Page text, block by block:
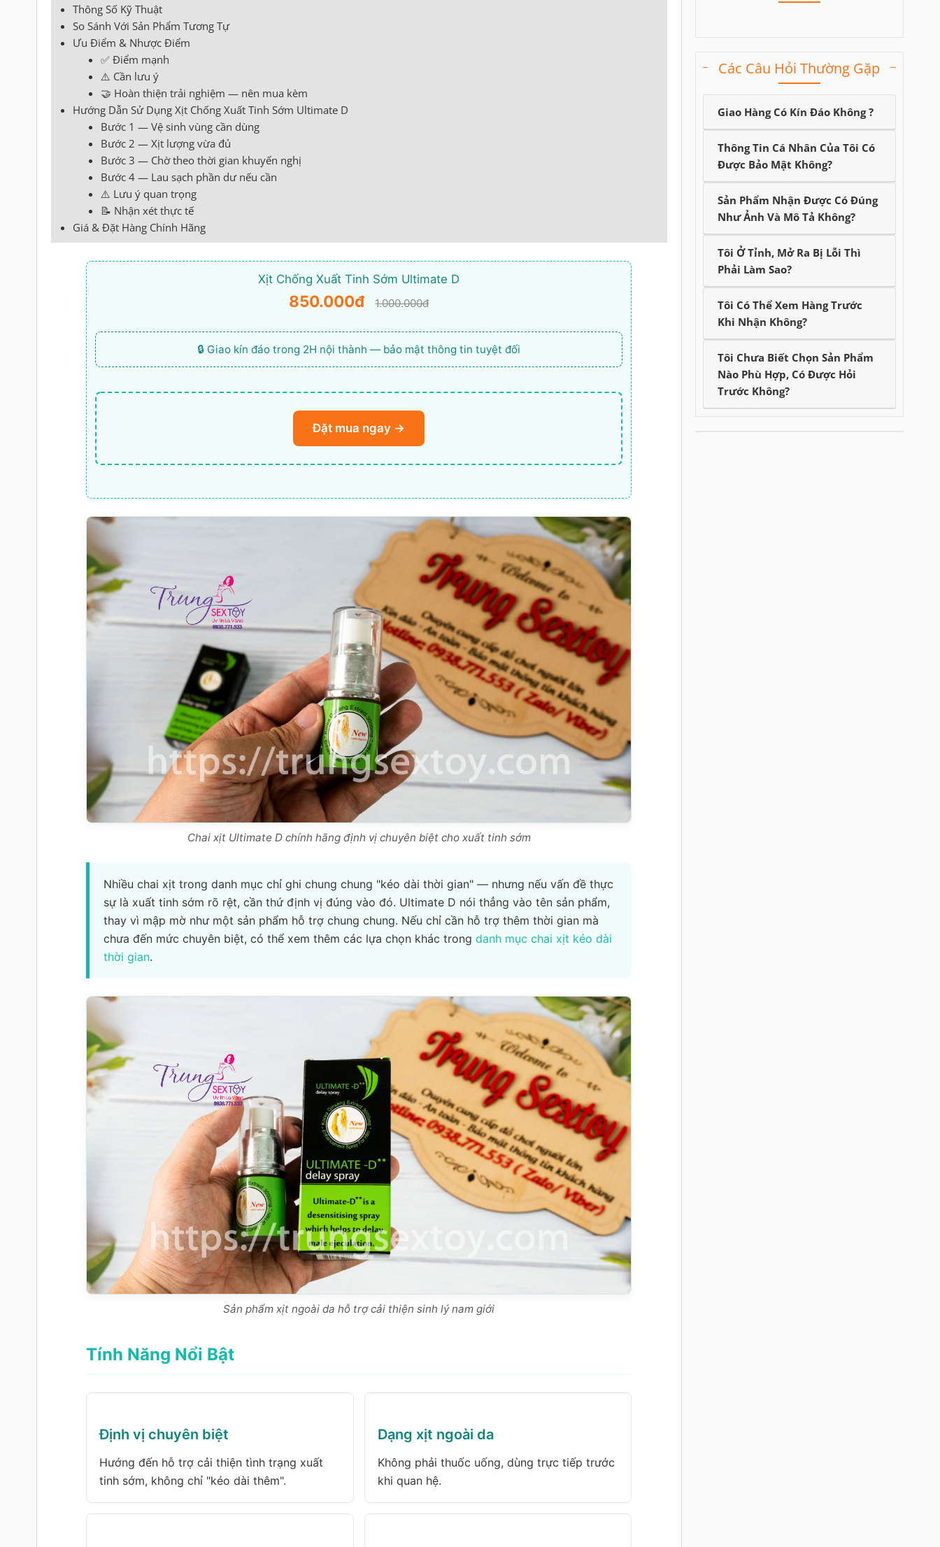
Thông Số Kỹ Thuật
So Sánh Với Sản Phẩm Tương Tự
Ưu Điểm & Nhược Điểm
✅ Điểm mạnh
⚠️ Cần lưu ý
🤝 Hoàn thiện trải nghiệm — nên mua kèm
Hướng Dẫn Sử Dụng Xịt Chống Xuất Tinh Sớm Ultimate D
Bước 1 — Vệ sinh vùng cần dùng
Bước 2 — Xịt lượng vừa đủ
Bước 3 — Chờ theo thời gian khuyến nghị
Bước 4 — Lau sạch phần dư nếu cần
⚠️ Lưu ý quan trọng
📝 Nhận xét thực tế
Giá & Đặt Hàng Chính Hãng
Xịt Chống Xuất Tinh Sớm Ultimate D
850.000đ 1.000.000đ
🔒 Giao kín đáo trong 2H nội thành — bảo mật thông tin tuyệt đối
Đặt mua ngay →
Chai xịt Ultimate D chính hãng định vị chuyên biệt cho xuất tinh sớm
Nhiều chai xịt trong danh mục chỉ ghi chung chung "kéo dài thời gian" — nhưng nếu vấn đề thực
sự là xuất tinh sớm rõ rệt, cần thứ định vị đúng vào đó. Ultimate D nói thẳng vào tên sản phẩm,
thay vì mập mờ như một sản phẩm hỗ trợ chung chung. Nếu chỉ cần hỗ trợ thêm thời gian mà
chưa đến mức chuyên biệt, có thể xem thêm các lựa chọn khác trongdanh mục chai xịt kéo dài
thời gian.
Sản phẩm xịt ngoài da hỗ trợ cải thiện sinh lý nam giới
Tính Năng Nổi Bật
Định vị chuyên biệt
Hướng đến hỗ trợ cải thiện tình trạng xuất
tinh sớm, không chỉ "kéo dài thêm".
Dạng xịt ngoài da
Không phải thuốc uống, dùng trực tiếp trước
khi quan hệ.
Các Câu Hỏi Thường Gặp
Giao Hàng Có Kín Đáo Không ?
Thông Tin Cá Nhân Của Tôi Có
Được Bảo Mật Không?
Sản Phẩm Nhận Được Có Đúng
Như Ảnh Và Mô Tả Không?
Tôi Ở Tỉnh, Mở Ra Bị Lỗi Thì
Phải Làm Sao?
Tôi Có Thể Xem Hàng Trước
Khi Nhận Không?
Tôi Chưa Biết Chọn Sản Phẩm
Nào Phù Hợp, Có Được Hỏi
Trước Không?